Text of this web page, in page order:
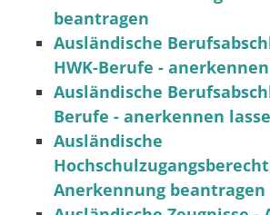
beantragen
Ausländische
HWK-Berufe -
Ausländische
Berufe - anerkennen
Ausländische
Anerkennung beantragen